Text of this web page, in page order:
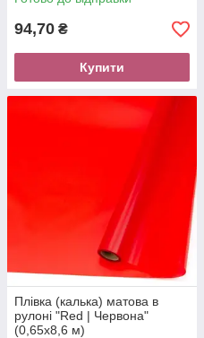
94,70 ₴
Купити
Плівка (калька) матова в
рулоні "Red | Червона"
(0,65х8,6 м)